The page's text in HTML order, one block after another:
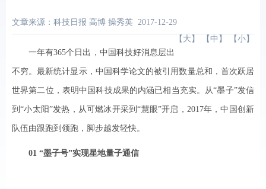
文章来源：科技日报 高博 操秀英 2017-12-29
【 大 】 【 中 】 【 小 】
一年有365个日出，中国科技好消息层出
不穷。最新统计显示，中国科学论文的被引用数量总和，首次跃居
世界第二位，表明中国科技成果的内涵已相当充实。从“墨子”发信
到“小太阳”发热，从可燃冰开采到“慧眼”开启，2017年，中国创新
队伍由跟跑到领跑，脚步越发轻快。
01 “墨子号”实现星地量子通信